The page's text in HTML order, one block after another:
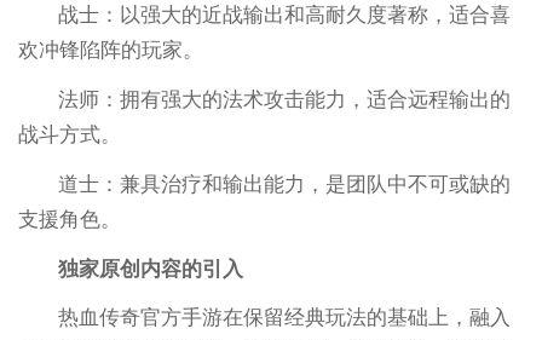
战士：以强大的近战输出和高耐久度著称，适合喜
欢冲锋陷阵的玩家。
法师：拥有强大的法术攻击能力，适合远程输出的
战斗方式。
道士：兼具治疗和输出能力，是团队中不可或缺的
支援角色。
独家原创内容的引入
热血传奇官方手游在保留经典玩法的基础上，融入